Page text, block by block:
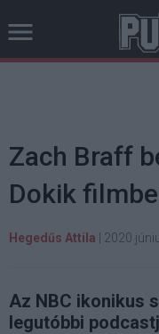
Zach Braff
Dokik
Hegedűs Attila 2020
Az NBC ikonikus
legutóbbi